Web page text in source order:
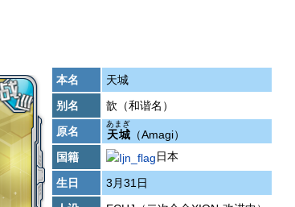
本名
天城
别名
歆（和谐名）
原名
天城
あまぎ
（Amagi）
国籍
日本
生日
3月31日